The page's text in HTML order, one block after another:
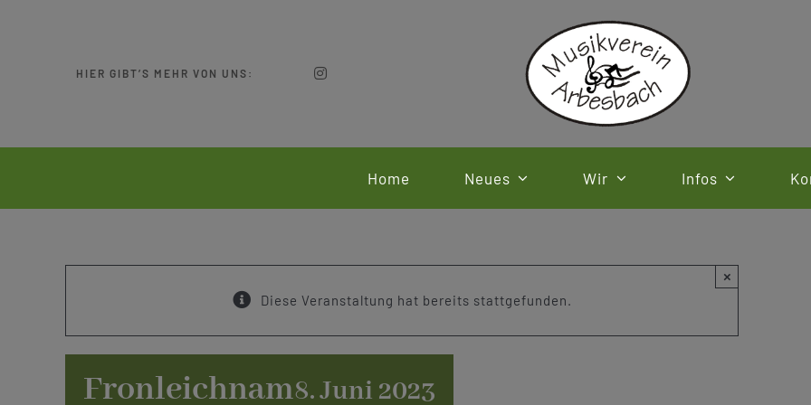
HIER GIBT’S MEHR VON UNS:
Home Neues Wir Infos
Diese Veranstaltung hat bereits stattgefunden.
×
Fronleichnam8. Juni 2023